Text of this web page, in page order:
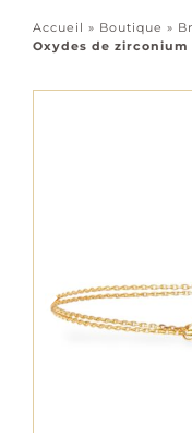
Accueil » Boutique »
Oxydes de zirconium